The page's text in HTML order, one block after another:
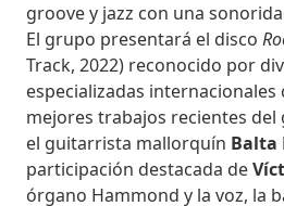
groove y jazz con una
El grupo presentará el disco
Track, 2022) reconocido por
especializadas internacionales
mejores trabajos recientes
el guitarrista mallorquín Balta
participación destacada de
órgano Hammond y la voz, la